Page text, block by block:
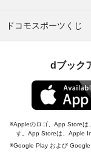
ドコモスポーツくじ
dブック
Appleのロゴ、App Storeは
す。App Storeは、Apple
Google Play および Google